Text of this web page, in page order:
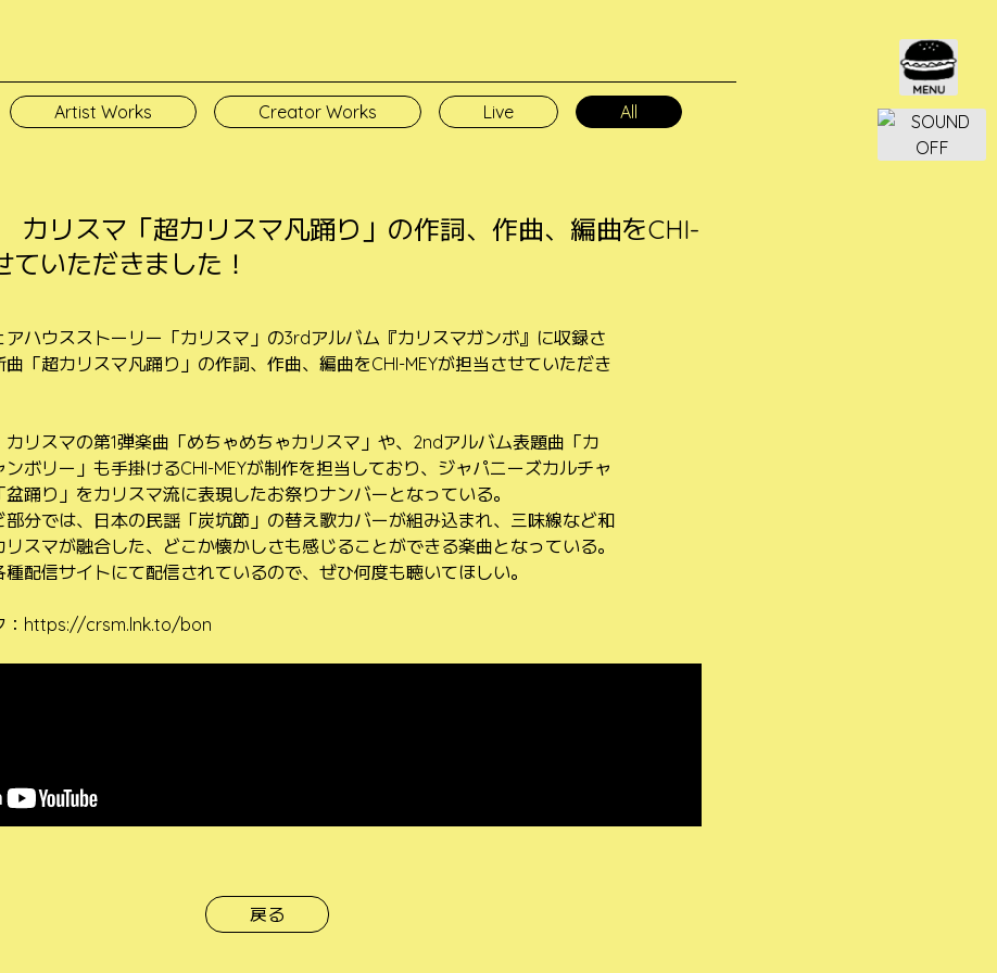
Artist Works Creator Works Live All
リスマ「超カリスマ凡踊り」の作詞、作曲、編曲をCHI-
ていただきました！
アハウスストーリー「カリスマ」の3rdアルバム『カリスマガンボ』に収録さ
曲「超カリスマ凡踊り」の作詞、作曲、編曲をCHI-MEYが担当させていただき
カリスマの第1弾楽曲「めちゃめちゃカリスマ」や、2ndアルバム表題曲「カ
ンボリー」も手掛けるCHI-MEYが制作を担当しており、ジャパニーズカルチャ
盆踊り」をカリスマ流に表現したお祭りナンバーとなっている。
部分では、日本の民謡「炭坑節」の替え歌カバーが組み込まれ、三味線など和
リスマが融合した、どこか懐かしさも感じることができる楽曲となっている。
配信サイトにて配信されているので、ぜひ何度も聴いてほしい。
https://crsm.lnk.to/bon
戻る